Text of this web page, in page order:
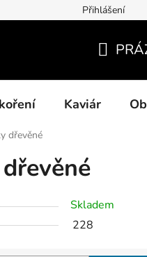
Přihlášení
KOŠÍK
Kaviár
dřevěné
Skladem
228